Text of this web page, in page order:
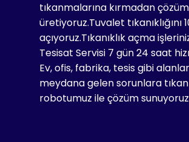
tıkanmalarına kırmadan çözüm
üretiyoruz.Tuvalet tıkanıklığını
açıyoruz.Tıkanıklık açma
Tesisat Servisi 7 gün 24 saat
Ev, ofis, fabrika, tesis gibi
meydana gelen sorunlara
robotumuz ile çözüm